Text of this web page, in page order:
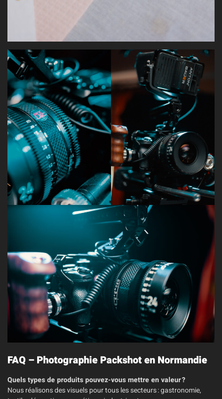
FAQ – Photographie Packshot en Normandie
Quels types de produits pouvez-vous mettre en valeur ?
Nous réalisons des visuels pour tous les secteurs : gastronomie,